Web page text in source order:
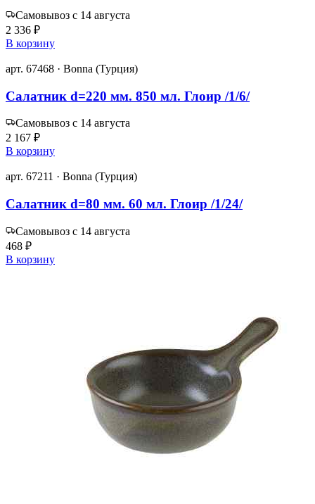
Самовывоз с 14 августа
2 336 ₽
В корзину
арт. 67468 · Bonna (Турция)
Салатник d=220 мм. 850 мл. Глоир /1/6/
Самовывоз с 14 августа
2 167 ₽
В корзину
арт. 67211 · Bonna (Турция)
Салатник d=80 мм. 60 мл. Глоир /1/24/
Самовывоз с 14 августа
468 ₽
В корзину